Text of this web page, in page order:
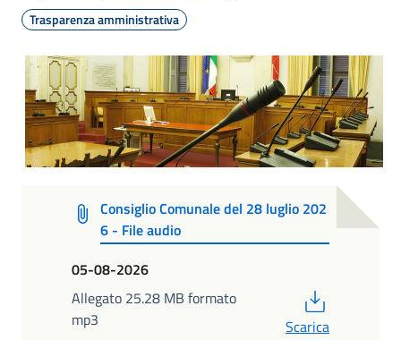
Trasparenza amministrativa
Consiglio Comunale del 28 luglio 202
6 - File audio
05-08-2026
Allegato 25.28 MB formato
mp3
Scarica